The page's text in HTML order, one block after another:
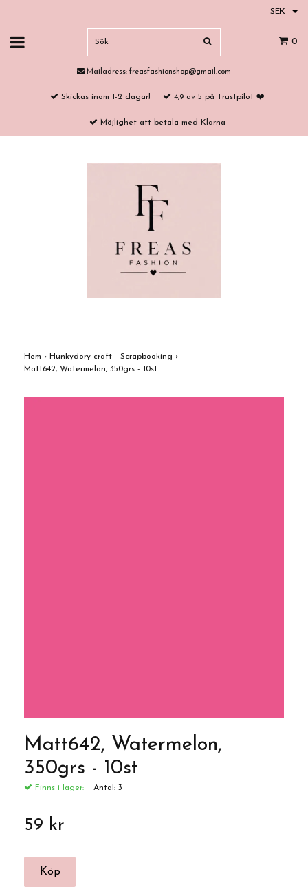
SEK
0
Mailadress: freasfashionshop@gmail.com
Skickas inom 1-2 dagar! 4,9 av 5 på Trustpilot ❤️
Möjlighet att betala med Klarna
Hem › Hunkydory craft - Scrapbooking ›
Matt642, Watermelon, 350grs - 10st
Matt642, Watermelon,
350grs - 10st
Finns i lager: Antal: 3
59 kr